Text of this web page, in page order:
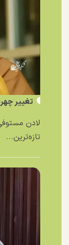
تغییر
لادن
تازه‌ترین...